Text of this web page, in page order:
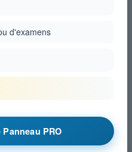
d'examens
PRO